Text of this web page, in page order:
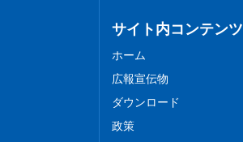
サイト内コンテンツ
ホーム
広報宣伝物
ダウンロード
政策